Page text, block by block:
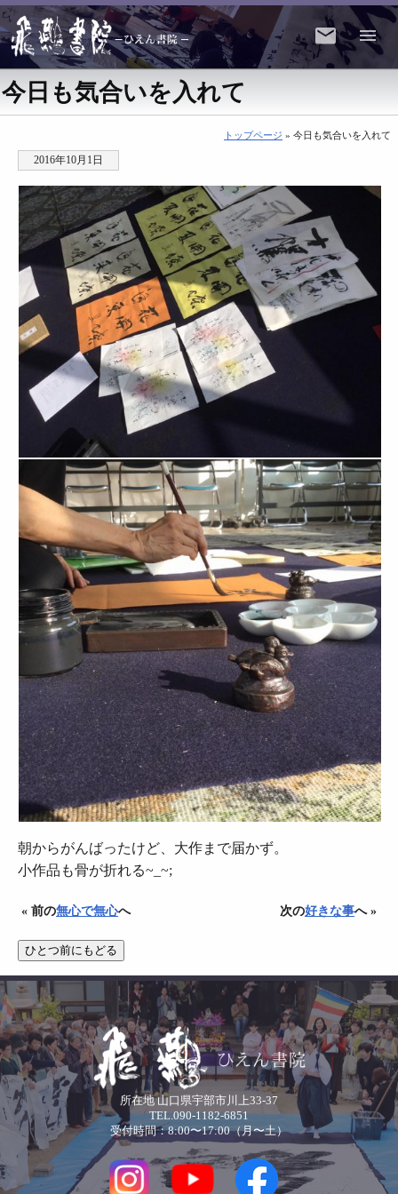
今日も気合いを入れて
トップページ » 今日も気合いを入れて
2016年10月1日
朝からがんばったけど、大作まで届かず。
小作品も骨が折れる~_~;
« 前の無心で無心へ 次の好きな事へ »
所在地 山口県宇部市川上33-37
TEL.090-1182-6851
受付時間：8:00〜17:00（月〜土）